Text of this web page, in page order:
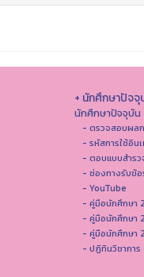
+ นักศึกษาปัจจุ
นักศึกษาปัจจุบัน
- ตรวจสอบผลก
- รหัสการใช้อิน
- ตอบแบบสำร
- ช่องทางรับข้อ
- YouTube
- คู่มือนักศึกษา
- คู่มือนักศึกษา
- คู่มือนักศึกษา
- ปฏิทินวิชาการ